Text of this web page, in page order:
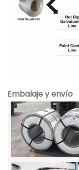
Embalaje y envío